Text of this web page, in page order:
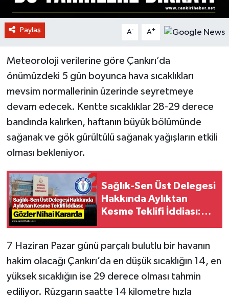
Paylaş A- A+
Meteoroloji verilerine göre Çankırı’da
önümüzdeki 5 gün boyunca hava sıcaklıkları
mevsim normallerinin üzerinde seyretmeye
devam edecek. Kentte sıcaklıklar 28-29 derece
bandında kalırken, haftanın büyük bölümünde
sağanak ve gök gürültülü sağanak yağışların etkili
olması bekleniyor.
Sağlık-Sen Üst Delegesi
Hakkında Aylıktan
Kesme Teklifi İddiası:
7 Haziran Pazar günü parçalı bulutlu bir havanın
hakim olacağı Çankırı’da en düşük sıcaklığın 14, en
yüksek sıcaklığın ise 29 derece olması tahmin
ediliyor. Rüzgarın saatte 14 kilometre hızla